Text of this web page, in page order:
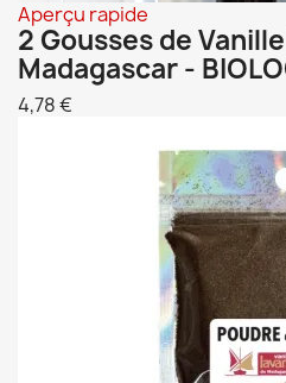
Aperçu rapide
2 Gousses de
Madagascar -
4,78 €